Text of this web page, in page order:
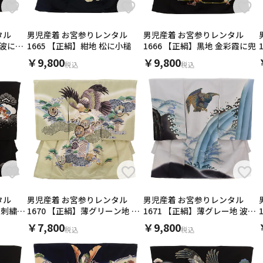
ル
に宝
男児産着 お宮参りレンタル
1665 【正絹】紺地 松に小槌
￥9,800税込
男児産着 お宮参りレンタル
1666 【正絹】黒地 金彩霞に兜
￥9,800税込
ル
繍
男児産着 お宮参りレンタル
1670 【正絹】薄グリーン地 雲
取り丸紋鷹
￥7,800税込
男児産着 お宮参りレンタル
1671 【正絹】薄グレー地 波に
鷹
￥9,800税込